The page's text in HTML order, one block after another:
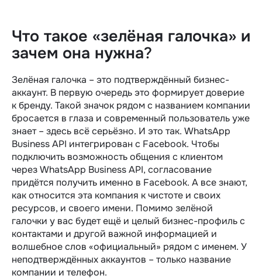
Что такое «зелёная галочка» и
зачем она нужна?
Зелёная галочка – это подтверждённый бизнес-
аккаунт. В первую очередь это формирует доверие
к бренду. Такой значок рядом с названием компании
бросается в глаза и современный пользователь уже
знает – здесь всё серьёзно. И это так. WhatsApp
Business API интегрирован с Facebook. Чтобы
подключить возможность общения с клиентом
через WhatsApp Business API, согласование
придётся получить именно в Facebook. А все знают,
как относится эта компания к чистоте и своих
ресурсов, и своего имени. Помимо зелёной
галочки у вас будет ещё и целый бизнес-профиль с
контактами и другой важной информацией и
волшебное слов «официальный» рядом с именем. У
неподтверждённых аккаунтов – только название
компании и телефон.